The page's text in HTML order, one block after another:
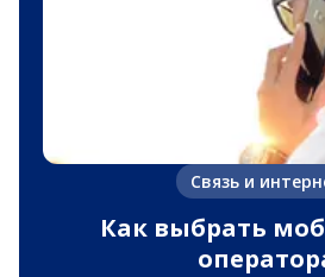
Связь и
Как выбрать